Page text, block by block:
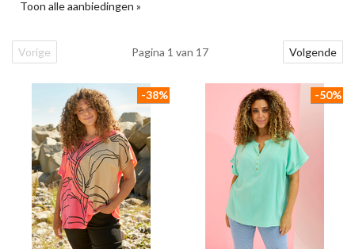
Toon alle aanbiedingen »
Vorige Pagina 1 van 17 Volgende
-38% -50%